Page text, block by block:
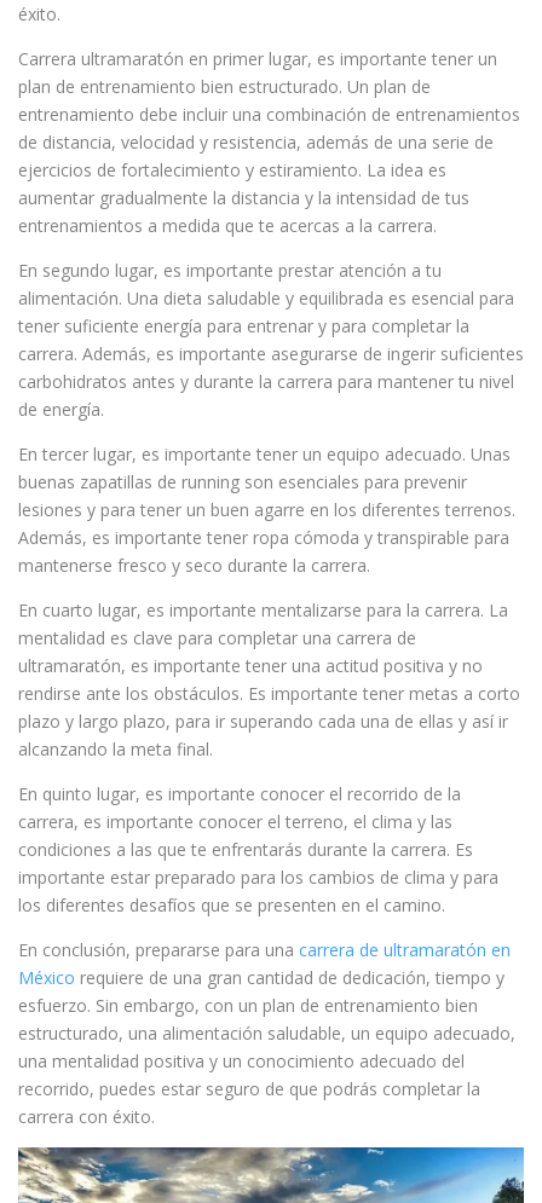
éxito.
Carrera ultramaratón en primer lugar, es importante tener un
plan de entrenamiento bien estructurado. Un plan de
entrenamiento debe incluir una combinación de entrenamientos
de distancia, velocidad y resistencia, además de una serie de
ejercicios de fortalecimiento y estiramiento. La idea es
aumentar gradualmente la distancia y la intensidad de tus
entrenamientos a medida que te acercas a la carrera.
En segundo lugar, es importante prestar atención a tu
alimentación. Una dieta saludable y equilibrada es esencial para
tener suficiente energía para entrenar y para completar la
carrera. Además, es importante asegurarse de ingerir suficientes
carbohidratos antes y durante la carrera para mantener tu nivel
de energía.
En tercer lugar, es importante tener un equipo adecuado. Unas
buenas zapatillas de running son esenciales para prevenir
lesiones y para tener un buen agarre en los diferentes terrenos.
Además, es importante tener ropa cómoda y transpirable para
mantenerse fresco y seco durante la carrera.
En cuarto lugar, es importante mentalizarse para la carrera. La
mentalidad es clave para completar una carrera de
ultramaratón, es importante tener una actitud positiva y no
rendirse ante los obstáculos. Es importante tener metas a corto
plazo y largo plazo, para ir superando cada una de ellas y así ir
alcanzando la meta final.
En quinto lugar, es importante conocer el recorrido de la
carrera, es importante conocer el terreno, el clima y las
condiciones a las que te enfrentarás durante la carrera. Es
importante estar preparado para los cambios de clima y para
los diferentes desafíos que se presenten en el camino.
En conclusión, prepararse para una carrera de ultramaratón en
México requiere de una gran cantidad de dedicación, tiempo y
esfuerzo. Sin embargo, con un plan de entrenamiento bien
estructurado, una alimentación saludable, un equipo adecuado,
una mentalidad positiva y un conocimiento adecuado del
recorrido, puedes estar seguro de que podrás completar la
carrera con éxito.